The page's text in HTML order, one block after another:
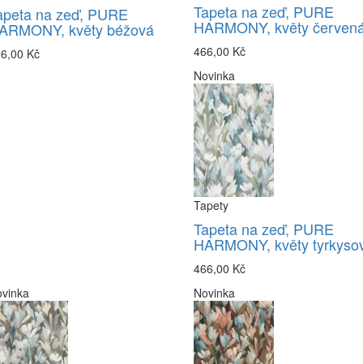
na zeď, PURE
květy béžová
Kč
Tapeta na zeď, PURE
HARMONY, květy
466,00 Kč
Novinka
Tapety
Tapeta na zeď, PURE
HARMONY, květy
466,00 Kč
Novinka